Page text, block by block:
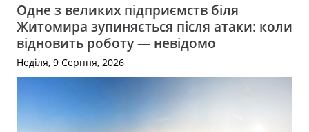
Одне з великих підприємств біля
Житомира зупиняється після атаки: коли
відновить роботу — невідомо
Неділя, 9 Серпня, 2026